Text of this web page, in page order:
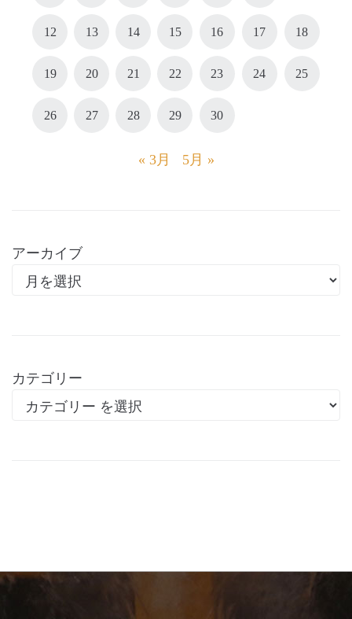
12 13 14 15 16 17 18
19 20 21 22 23 24 25
26 27 28 29 30
« 3月 5月 »
アーカイブ
カテゴリー